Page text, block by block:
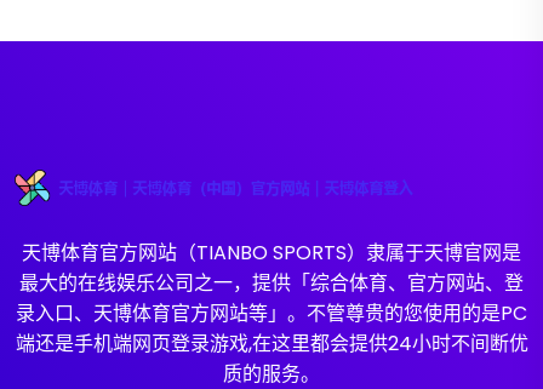
天博体育官方网站（TIANBO SPORTS）隶属于天博官网是
最大的在线娱乐公司之一，提供「综合体育、官方网站、登
录入口、天博体育官方网站等」。不管尊贵的您使用的是PC
端还是手机端网页登录游戏,在这里都会提供24小时不间断优
质的服务。